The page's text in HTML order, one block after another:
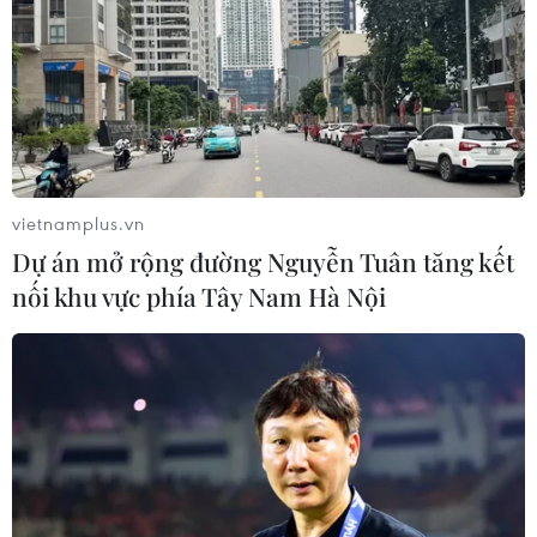
Hà Nội tăng tốc thi công
đường Vành đai 1 đoạn Hoàng Cầu-
Voi Phục
06/08/2026 09:07
Khởi tố Chủ tịch Hội đồng quản trị,
Giám đốc Công ty cổ phần Mekolor
06/08/2026 09:06
Đồng Nai yêu cầu đẩy nhanh tiến độ
dự án kết nối vùng, sân bay Long
Thành
vietnamplus.vn
Dự án mở rộng đường Nguyễn Tuân tăng kết
nối khu vực phía Tây Nam Hà Nội